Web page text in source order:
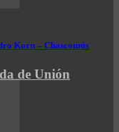
Korn – Chascomús
de Unión